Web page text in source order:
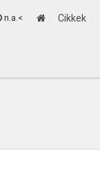
n.a.< Cikkek